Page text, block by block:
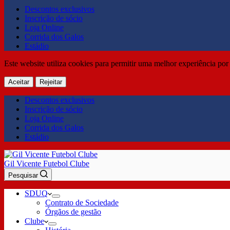
Descontos exclusivos
Inscrição de sócio
Loja Online
Corrida dos Galos
Estádio
Este website utiliza cookies para permitir uma melhor experiência
Aceitar Rejeitar
Descontos exclusivos
Inscrição de sócio
Loja Online
Corrida dos Galos
Estádio
Gil Vicente Futebol Clube
Pesquisar
SDUQ
Contrato de Sociedade
Órgãos de gestão
Clube